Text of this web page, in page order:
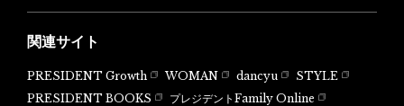
関連サイト
PRESIDENT Growth WOMAN dancyu
STYLE
PRESIDENT BOOKS
プレジデントFamily Online